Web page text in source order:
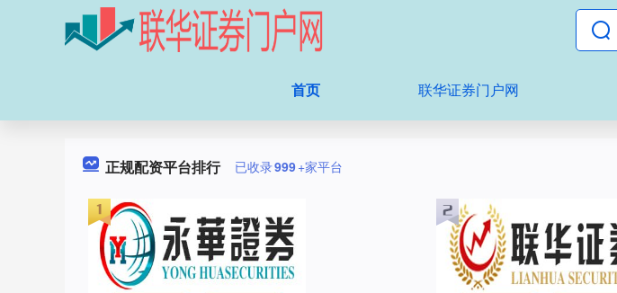
首页 联华证券门户网
正规配资平台排行 已收录999+家平台